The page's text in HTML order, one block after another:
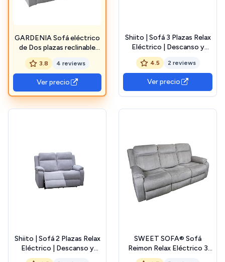
GARDENIA Sofá eléctrico
de Dos plazas reclinable
con Botones Cindy Gris
3.8 4 reviews
Ver precio
Shiito | Sofá 3 Plazas Relax
Eléctrico | Descanso y
Comodidad garantizados |
Modelo Bahamas - Gris |
102 x 95 x 204 cm
4.5 2 reviews
Ver precio
Shiito | Sofá 2 Plazas Relax
Eléctrico | Descanso y
Comodidad garantizados |
SWEET SOFA® Sofá
Reimon Relax Eléctrico 3
Plazas | Tapizado Reclinable